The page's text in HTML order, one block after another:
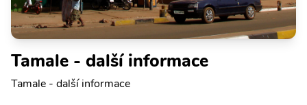
Tamale - další informace
Tamale - další informace